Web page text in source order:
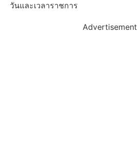
วันและเวลาราชการ
Advertisement